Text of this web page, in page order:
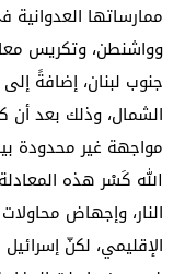
ممارساتها
وواشنطن، وتكريس
جنوب لبنان، إضافةً
الشمال، وذلك بعد أن
مواجهة غير محدودة
الله كَسْر هذه
النار، وإجهاض
الإقليمي، لكنّ